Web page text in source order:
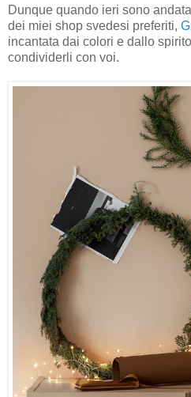
Dunque quando ieri sono
dei miei shop svedesi preferiti,
incantata dai colori e dallo
condividerli con voi.